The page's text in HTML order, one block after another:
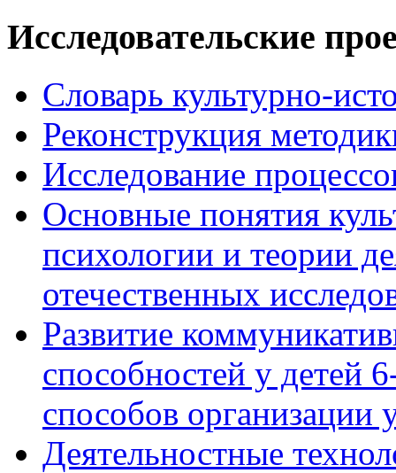
Исследовательские
Словарь культурно-
Реконструкция
Исследование
Основные понятия
психологии и теории
отечественных
Развитие
способностей у детей
способов организации
Деятельностные